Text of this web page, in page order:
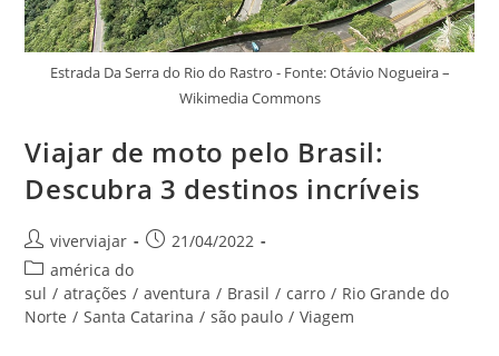
Estrada Da Serra do Rio do Rastro - Fonte: Otávio Nogueira –
Wikimedia Commons
Viajar de moto pelo Brasil:
Descubra 3 destinos incríveis
Autor
do
post:
viverviajar
Post21/04/2022
Categoria
do
post:
américa do
sul / atrações / aventura / Brasil / carro / Rio Grande do
Norte / Santa Catarina / são paulo / Viagem